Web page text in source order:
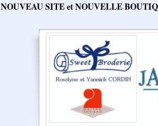
NOUVEAU SITE et NOUVELLE